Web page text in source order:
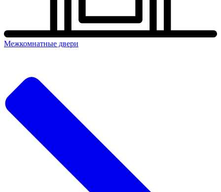
Межкомнатные двери